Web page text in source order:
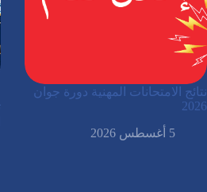
نتائج الامتحانات المهنية دورة جوان
2026
5 أغسطس 2026